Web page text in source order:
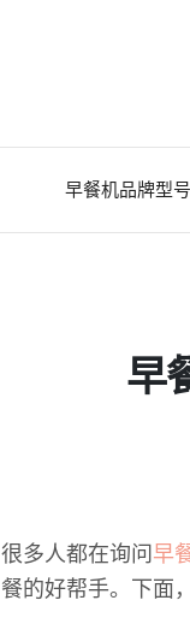
早餐机品牌型号
早
很多人都在询问 早
餐的好帮手。下面